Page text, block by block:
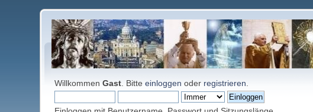
WillkommenGast . Bitteeinloggen oder registrieren